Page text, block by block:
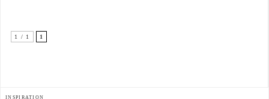
1 / 1 1
INSPIRATION